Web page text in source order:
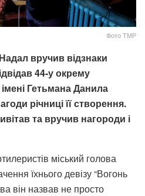
Фото ТМР
вручив відзнаки
44-у окрему
Гетьмана Данила
річниці її створення.
та вручив нагороди і
міський голова
їхнього девізу “Вогонь
він назвав не просто